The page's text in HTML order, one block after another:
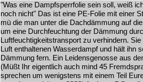
"Was eine Dampfsperrfolie sein soll, weiß
noch nicht" Das ist eine PE-Folie mit einer
mü die man unter die Dachdämmung auf
um eine Durchfeuchtung der Dämmung
Luftfeuchtigkeitstransport zu verhindern.
Luft enthaltenen Wasserdampf und hält ihn
Dämmung fern. Ein Leidensgenosse aus
(Müßt Ihr eigentlich auch mind 45
sprechen um wenigstens mit einem Teil